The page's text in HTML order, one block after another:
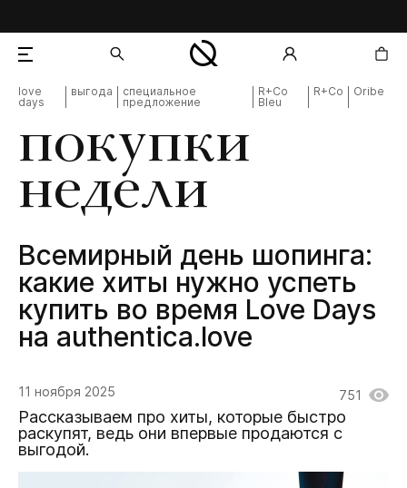
добавлен в корзину
покупки
недели
Всемирный день шопинга:
какие хиты нужно успеть
купить во время Love Days
на authentica.love
love
days
выгода
специальное
предложение
R+Co
Bleu
R+Co Oribe
11 ноября 2025 751
Рассказываем про хиты, которые быстро
раскупят, ведь они впервые продаются с
выгодой.